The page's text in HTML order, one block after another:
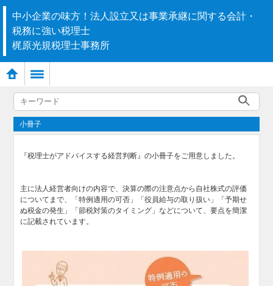
中小企業の味方！法人設立又は事業承継に関する会計・
税務に強い税理士
梶原光規税理士事務所
小冊子
『税理士がアドバイスする経営判断』の小冊子をご用意しました。
主に法人経営者向けの内容で、決算の際の注意点から自社株式の評価
についてまで、「特例適用の可否」「役員給与の取り扱い」「予期せ
ぬ税金の発生」「節税対策のタイミング」などについて、要点を簡潔
に記載されています。